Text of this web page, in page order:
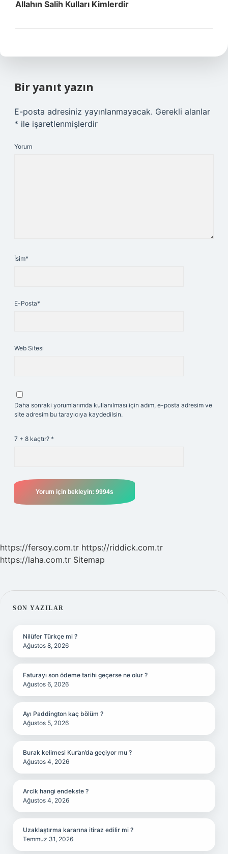
Allahın Salih Kulları Kimlerdir
Bir yanıt yazın
E-posta adresiniz yayınlanmayacak. Gerekli alanlar
* ile işaretlenmişlerdir
Yorum
İsim*
E-Posta*
Web Sitesi
Daha sonraki yorumlarımda kullanılması için adım, e-posta adresim ve
site adresim bu tarayıcıya kaydedilsin.
7 + 8 kaçtır? *
https://fersoy.com.tr https://riddick.com.tr
https://laha.com.tr Sitemap
SIDEBAR
SON YAZILAR
Nilüfer Türkçe mi ?
Ağustos 8, 2026
Faturayı son ödeme tarihi geçerse ne olur ?
Ağustos 6, 2026
Ayı Paddington kaç bölüm ?
Ağustos 5, 2026
Burak kelimesi Kur’an’da geçiyor mu ?
Ağustos 4, 2026
Arclk hangi endekste ?
Ağustos 4, 2026
Uzaklaştırma kararına itiraz edilir mi ?
Temmuz 31, 2026